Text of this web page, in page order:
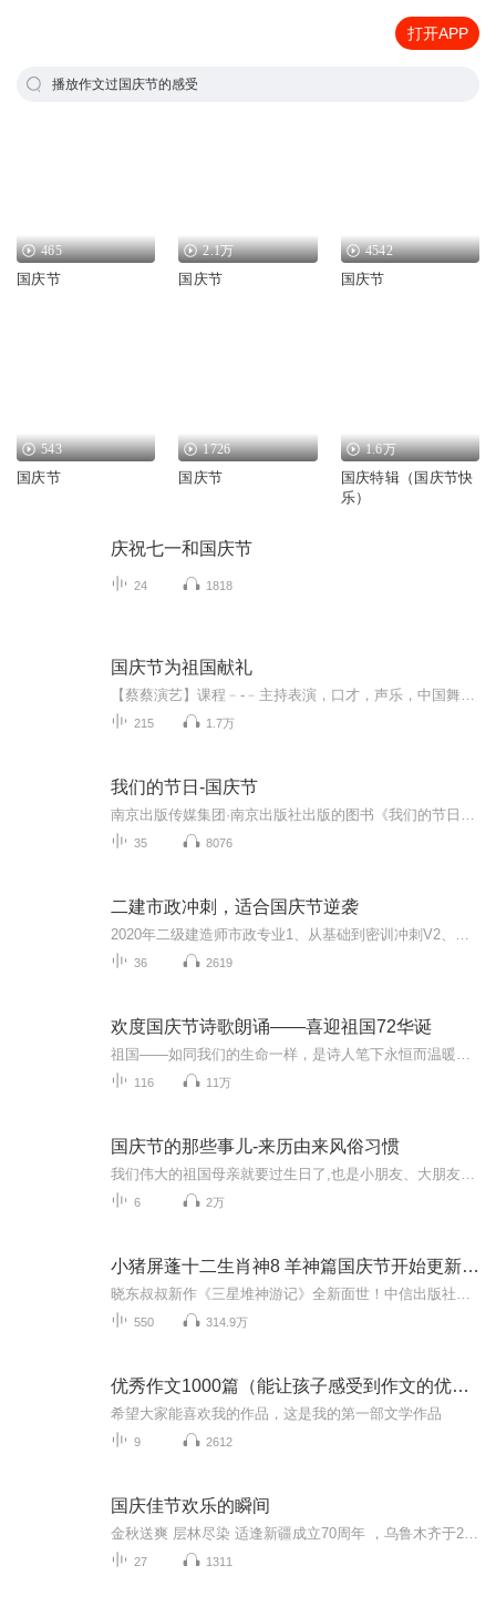
打开APP
播放作文过国庆节的感受
465
国庆节
2.1万
国庆节
4542
国庆节
543
国庆节
1726
国庆节
1.6万
国庆特辑（国庆节快
乐）
庆祝七一和国庆节
24 1818
国庆节为祖国献礼
215 1.7万
我们的节日-国庆节
35 8076
二建市政冲刺，适合国庆节逆袭
36 2619
欢度国庆节诗歌朗诵——喜迎祖国72华诞
116 11万
国庆节的那些事儿-来历由来风俗习惯
6 2万
小猪屏蓬十二生肖神8 羊神篇国庆节开始更新啦！
550 314.9万
优秀作文1000篇（能让孩子感受到作文的优美之处）
希望大家能喜欢我的作品，这是我的第一部文学作品
9 2612
国庆佳节欢乐的瞬间
27 1311